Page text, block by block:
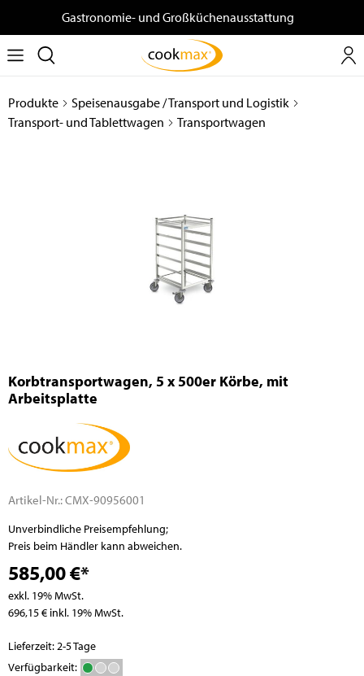
Gastronomie- und Großküchenausstattung
Produkte
Speisenausgabe / Transport und Logistik
Transport- und Tablettwagen
Transportwagen
Korbtransportwagen, 5 x 500er Körbe, mit
Arbeitsplatte
Artikel-Nr.:CMX-90956001
Unverbindliche Preisempfehlung;
Preis beim Händler kann abweichen.
585,00 €*
exkl. 19% MwSt.
696,15 € inkl. 19% MwSt.
Lieferzeit: 2-5 Tage
Verfügbarkeit: